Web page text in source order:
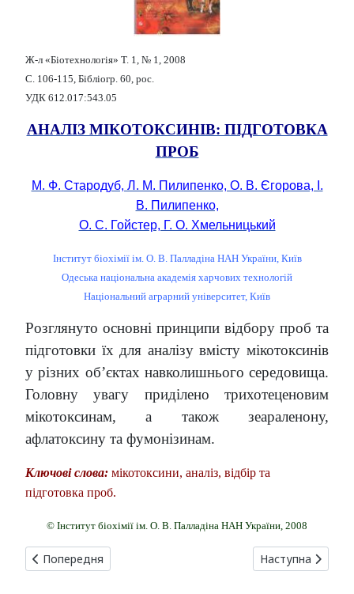
Ж-л «Біотехнологія» Т. 1, № 1, 2008
С. 106-115, Бібліогр. 60, рос.
УДК 612.017:543.05
АНАЛІЗ МІКОТОКСИНІВ: ПІДГОТОВКА
ПРОБ
М. Ф. Стародуб, Л. М. Пилипенко, О. В. Єгорова, І.
В. Пилипенко,
О. С. Гойстер, Г. О. Хмельницький
Інститут біохімії ім. О. В. Палладіна НАН України, Київ
Одеська національна академія харчових технологій
Національний аграрний університет, Київ
Розглянуто основні принципи відбору проб та
підготовки їх для аналізу вмісту мікотоксинів
у різних об’єктах навколишнього середовища.
Головну увагу приділено трихотеценовим
мікотоксинам, а також зеараленону,
афлатоксину та фумонізинам.
Ключові слова: мікотоксини, аналіз, відбір та
підготовка проб.
© Інститут біохімії ім. О. В. Палладіна НАН України, 2008
Попередня стаття: КОНДУКТОМЕТРИЧНИЙ БІОСЕНСОР
Попередня Наступна
Наступна